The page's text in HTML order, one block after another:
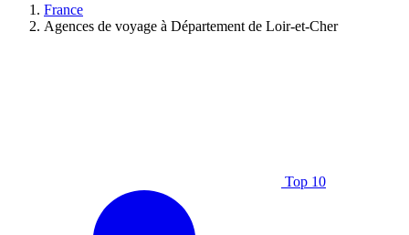
France
Agences de voyage à Département de Loir-et-Cher
Top 10